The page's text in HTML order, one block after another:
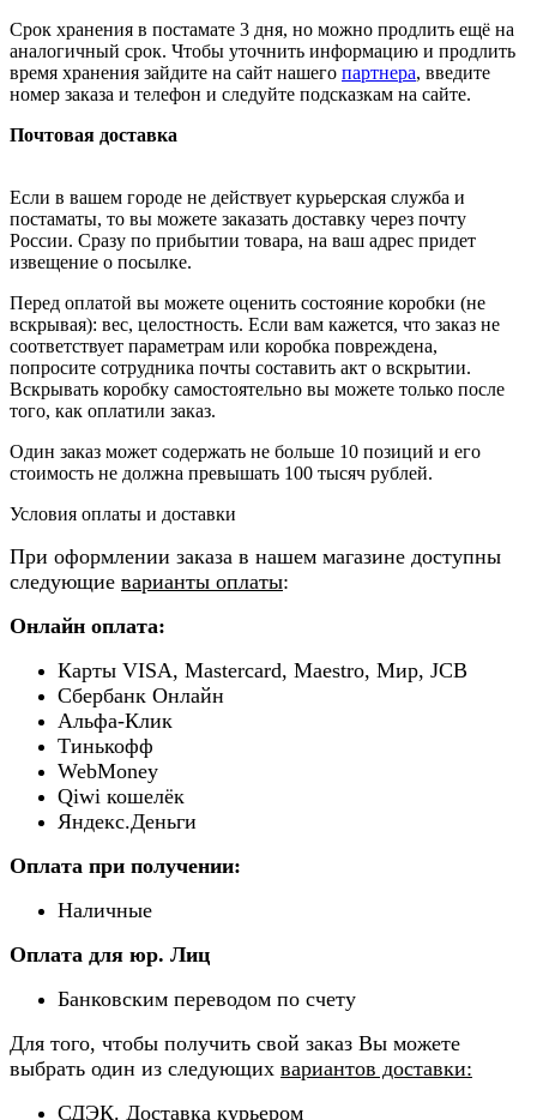
Срок хранения в постамате 3 дня, но можно продлить ещё на
аналогичный срок. Чтобы уточнить информацию и продлить
время хранения зайдите на сайт нашего партнера, введите
номер заказа и телефон и следуйте подсказкам на сайте.
Почтовая доставка
Если в вашем городе не действует курьерская служба и
постаматы, то вы можете заказать доставку через почту
России. Сразу по прибытии товара, на ваш адрес придет
извещение о посылке.
Перед оплатой вы можете оценить состояние коробки (не
вскрывая): вес, целостность. Если вам кажется, что заказ не
соответствует параметрам или коробка повреждена,
попросите сотрудника почты составить акт о вскрытии.
Вскрывать коробку самостоятельно вы можете только после
того, как оплатили заказ.
Один заказ может содержать не больше 10 позиций и его
стоимость не должна превышать 100 тысяч рублей.
Условия оплаты и доставки
При оформлении заказа в нашем магазине доступны
следующие варианты оплаты:
Онлайн оплата:
Карты VISA, Mastercard, Maestro, Мир, JCB
Сбербанк Онлайн
Альфа-Клик
Тинькофф
WebMoney
Qiwi кошелёк
Яндекс.Деньги
Оплата при получении:
Наличные
Оплата для юр. Лиц
Банковским переводом по счету
Для того, чтобы получить свой заказ Вы можете
выбрать один из следующих вариантов доставки:
СДЭК. Доставка курьером